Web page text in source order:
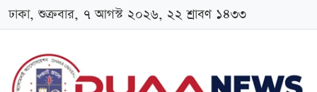
ঢাকা, শুক্রবার, ৭ আগস্ট ২০২৬, ২২ শ্রাবণ ১৪৩৩